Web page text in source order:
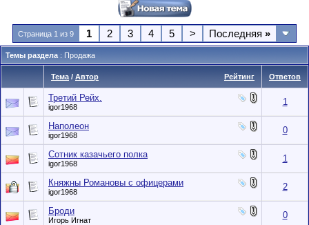
Страница 1 из 9 1 2 3 4 5 > Последняя »
Темы раздела : Продажа
Рейтинг
Тема / Автор Ответов
Третий Рейх.
igor1968 1
Наполеон
igor1968 0
Сотник казачьего полка
igor1968 1
Княжны Романовы с офицерами
igor1968 2
Броди
Игорь Игнат 0